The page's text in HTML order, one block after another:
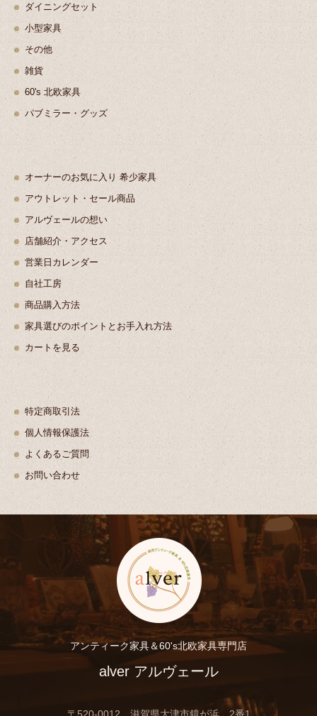
ダイニングセット
小型家具
その他
雑貨
60's 北欧家具
パブミラー・グッズ
オーナーのお気に入り 希少家具
アウトレット・セール商品
アルヴェールの想い
店舗紹介・アクセス
営業日カレンダー
自社工房
商品購入方法
家具選びのポイントとお手入れ方法
カートを見る
特定商取引法
個人情報保護法
よくあるご質問
お問い合わせ
アンティーク家具＆60's北欧家具専門店
alver アルヴェール
〒520-0012 滋賀県大津市鏡が浜 2番1